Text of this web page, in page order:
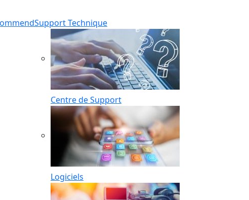
Support Technique
Centre de Support
Logiciels